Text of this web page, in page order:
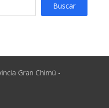
Buscar
Gran Chimú -